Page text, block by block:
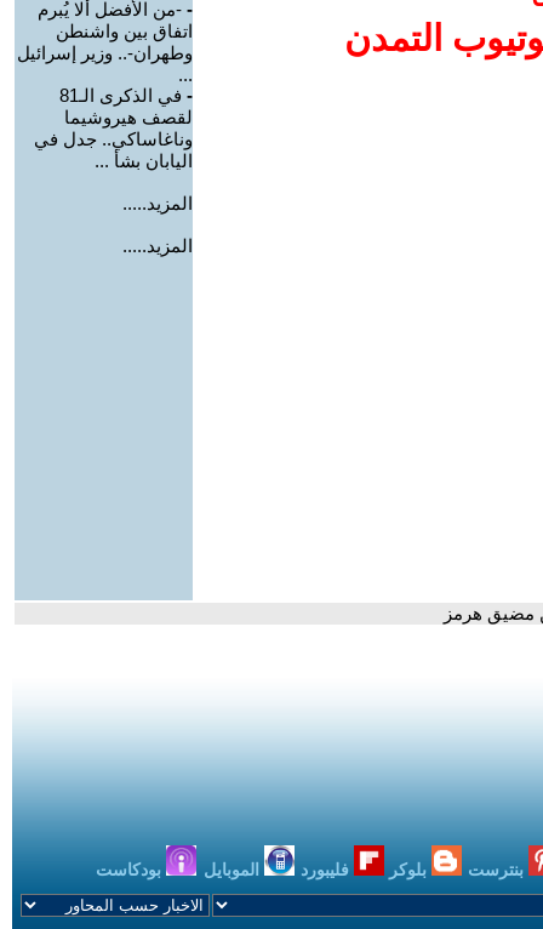
التمدن
- -من الأفضل ألا يُبرم
اتفاق بين واشنطن
وطهران-.. وزير إسرائيل
...
-
في الذكرى الـ81
لقصف هيروشيما
وناغاساكي.. جدل في
اليابان بشأ ...
المزيد.....
المزيد.....
مضيق هرمز
بنترست بلوكر فليبورد الموبايل بودكاست